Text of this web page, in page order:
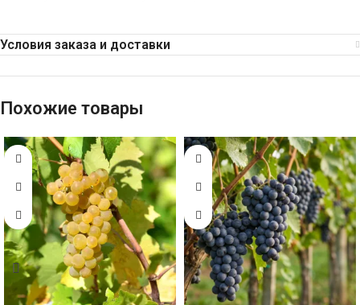
Условия заказа и доставки
Похожие товары